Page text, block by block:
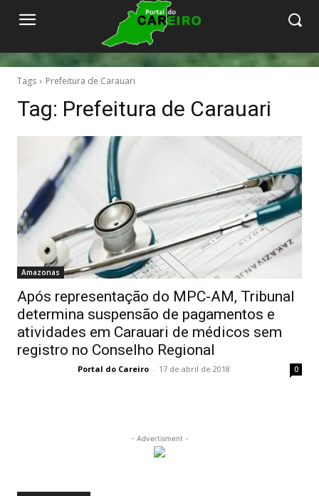
Tags Prefeitura de Carauari
Tag: Prefeitura de Carauari
Amazonas
Após representação do MPC-AM, Tribunal
determina suspensão de pagamentos e
atividades em Carauari de médicos sem
registro no Conselho Regional
Portal do Careiro - 17 de abril de 2018 0
- Advertisment -